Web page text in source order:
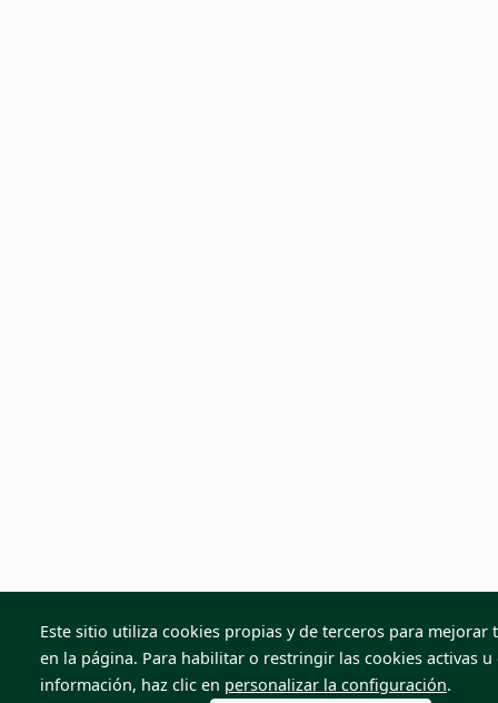
Este sitio utiliza cookies propias y de terceros para mejorar
en la página. Para habilitar o restringir las cookies activas u
información, haz clic en personalizar la configuración.